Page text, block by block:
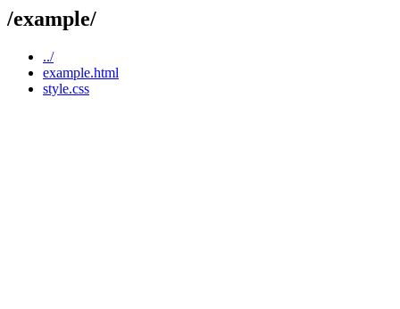
/example/
../
example.html
style.css